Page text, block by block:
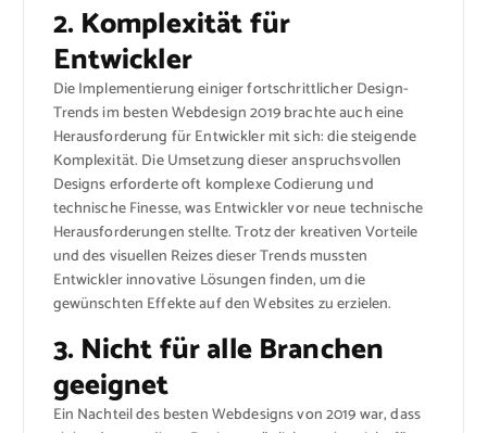
2. Komplexität für
Entwickler
Die Implementierung einiger fortschrittlicher Design-
Trends im besten Webdesign 2019 brachte auch eine
Herausforderung für Entwickler mit sich: die steigende
Komplexität. Die Umsetzung dieser anspruchsvollen
Designs erforderte oft komplexe Codierung und
technische Finesse, was Entwickler vor neue technische
Herausforderungen stellte. Trotz der kreativen Vorteile
und des visuellen Reizes dieser Trends mussten
Entwickler innovative Lösungen finden, um die
gewünschten Effekte auf den Websites zu erzielen.
3. Nicht für alle Branchen
geeignet
Ein Nachteil des besten Webdesigns von 2019 war, dass